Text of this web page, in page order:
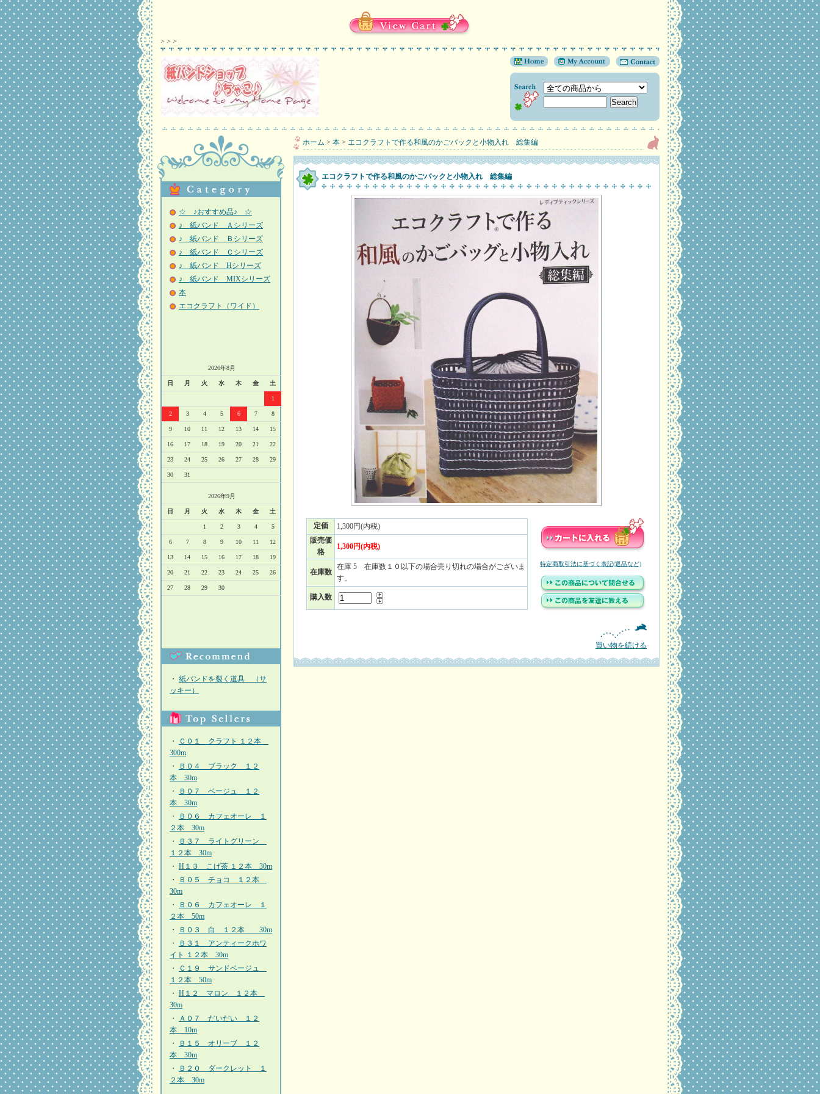
> > >
☆ ♪おすすめ品♪ ☆
♪ 紙バンド Ａシリーズ
♪ 紙バンド Ｂシリーズ
♪ 紙バンド Ｃシリーズ
♪ 紙バンド Hシリーズ
♪ 紙バンド MIXシリーズ
本
エコクラフト（ワイド）
2026年8月
日 月 火 水 木 金 土
1
2 3 4 5 6 7 8
9 10 11 12 13 14 15
16 17 18 19 20 21 22
23 24 25 26 27 28 29
30 31
2026年9月
日 月 火 水 木 金 土
1 2 3 4 5
6 7 8 9 10 11 12
13 14 15 16 17 18 19
20 21 22 23 24 25 26
27 28 29 30
・ 紙バンドを裂く道具 （サ
ッキー）
・
Ｃ０１ クラフト １２本
300m
・
Ｂ０４ ブラック １２
本 30m
・
Ｂ０７ ベージュ １２
本 30m
・
Ｂ０６ カフェオーレ １
２本 30m
・
Ｂ３７ ライトグリーン
１２本 30m
・ H１３ こげ茶 １２本 30m
・
Ｂ０５ チョコ １２本
30m
・
Ｂ０６ カフェオーレ １
２本 50m
・
Ｂ０３ 白 １２本 30m
・
Ｂ３１ アンティークホワ
イト １２本 30m
・
Ｃ１９ サンドベージュ
１２本 50m
・ H１２ マロン １２本
30m
・
Ａ０７ だいだい １２
本 10m
・
Ｂ１５ オリーブ １２
本 30m
・
Ｂ２０ ダークレット １
２本 30m
ホーム > 本 > エコクラフトで作る和風のかごバックと小物入れ 総集編
エコクラフトで作る和風のかごバックと小物入れ 総集編
定価
1,300円(内税)
販売価
格
1,300円(内税)
在庫数
在庫 5 在庫数１０以下の場合売り切れの場合がございま
す。
購入数
特定商取引法に基づく表記(返品など)
買い物を続ける